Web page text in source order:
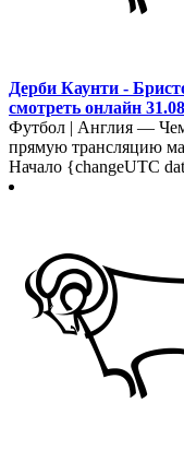
Дерби Каунти -
смотреть онлайн
Футбол | Англия —
прямую трансляцию
Начало {changeUTC